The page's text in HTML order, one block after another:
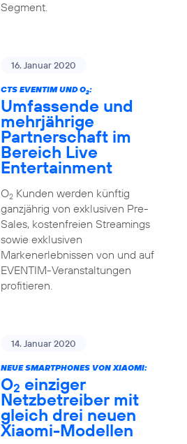
Segment.
16. Januar 2020
CTS EVENTIM UND O2:
Umfassende und
mehrjährige
Partnerschaft im
Bereich Live
Entertainment
O2Kunden werden künftig
ganzjährig von exklusiven Pre-
Sales, kostenfreien Streamings
sowie exklusiven
Markenerlebnissen von und auf
EVENTIM-Veranstaltungen
profitieren.
14. Januar 2020
NEUE SMARTPHONES VON XIAOMI:
O2 einziger
Netzbetreiber mit
gleich drei neuen
Xiaomi-Modellen